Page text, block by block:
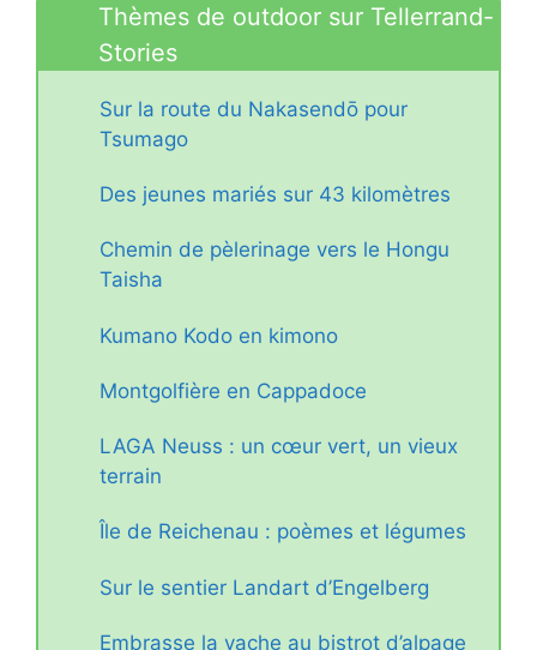
Thèmes de outdoor sur Tellerrand-
Stories
Sur la route du Nakasendō pour
Tsumago
Des jeunes mariés sur 43 kilomètres
Chemin de pèlerinage vers le Hongu
Taisha
Kumano Kodo en kimono
Montgolfière en Cappadoce
LAGA Neuss : un cœur vert, un vieux
terrain
Île de Reichenau : poèmes et légumes
Sur le sentier Landart d’Engelberg
Embrasse la vache au bistrot d’alpage